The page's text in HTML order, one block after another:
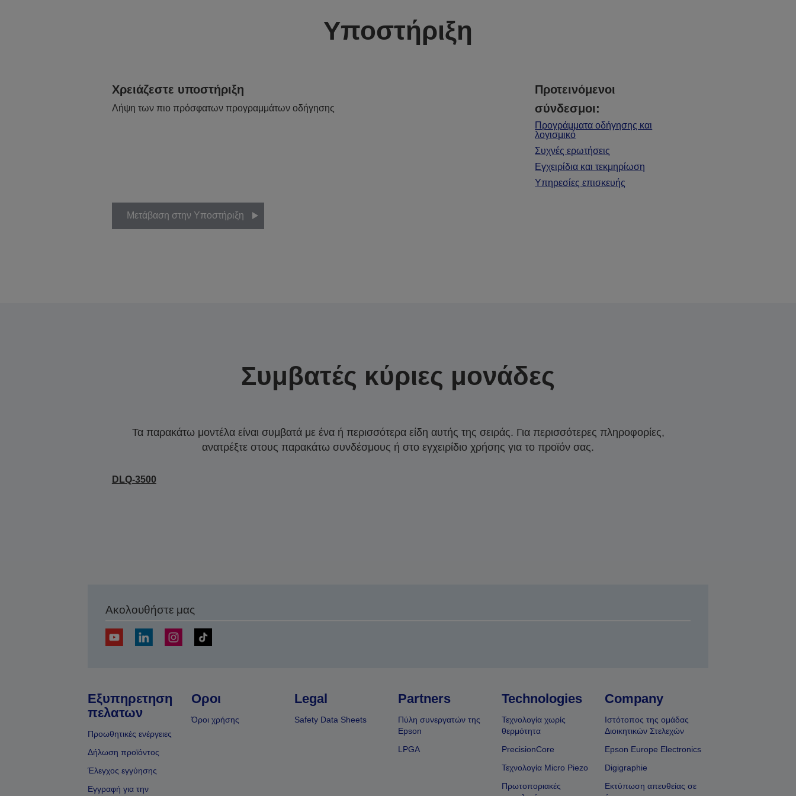
Υποστήριξη
Χρειάζεστε υποστήριξη
Λήψη των πιο πρόσφατων προγραμμάτων οδήγησης
Προτεινόμενοι
σύνδεσμοι:
Προγράμματα οδήγησης και
λογισμικό
Συχνές ερωτήσεις
Εγχειρίδια και τεκμηρίωση
Υπηρεσίες επισκευής
Μετάβαση στην Υποστήριξη
Συμβατές κύριες μονάδες
Τα παρακάτω μοντέλα είναι συμβατά με ένα ή περισσότερα είδη αυτής της σειράς. Για περισσότερες πληροφορίες,
ανατρέξτε στους παρακάτω συνδέσμους ή στο εγχειρίδιο χρήσης για το προϊόν σας.
DLQ-3500
Ακολουθήστε μας
Εξυπηρετηση
πελατων
Προωθητικές ενέργειες
Δήλωση προϊόντος
Έλεγχος εγγύησης
Εγγραφή για την
Οροι
Όροι χρήσης
Legal
Safety Data Sheets
Partners
Πύλη συνεργατών της
Epson
LPGA
Technologies
Τεχνολογία χωρίς
θερμότητα
PrecisionCore
Τεχνολογία Micro Piezo
Πρωτοποριακές
Company
Ιστότοπος της ομάδας
Διοικητικών Στελεχών
Epson Europe Electronics
Digigraphie
Εκτύπωση απευθείας σε